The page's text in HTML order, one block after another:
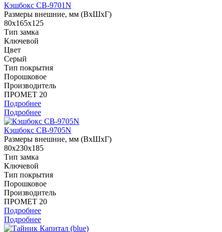
Кэшбокс CB-9701N
Размеры внешние, мм (ВхШхГ)
80x165x125
Тип замка
Ключевой
Цвет
Серый
Тип покрытия
Порошковое
Производитель
ПРОМЕТ 20
Подробнее
Подробнее
Кэшбокс CB-9705N
Размеры внешние, мм (ВхШхГ)
80x230x185
Тип замка
Ключевой
Тип покрытия
Порошковое
Производитель
ПРОМЕТ 20
Подробнее
Подробнее